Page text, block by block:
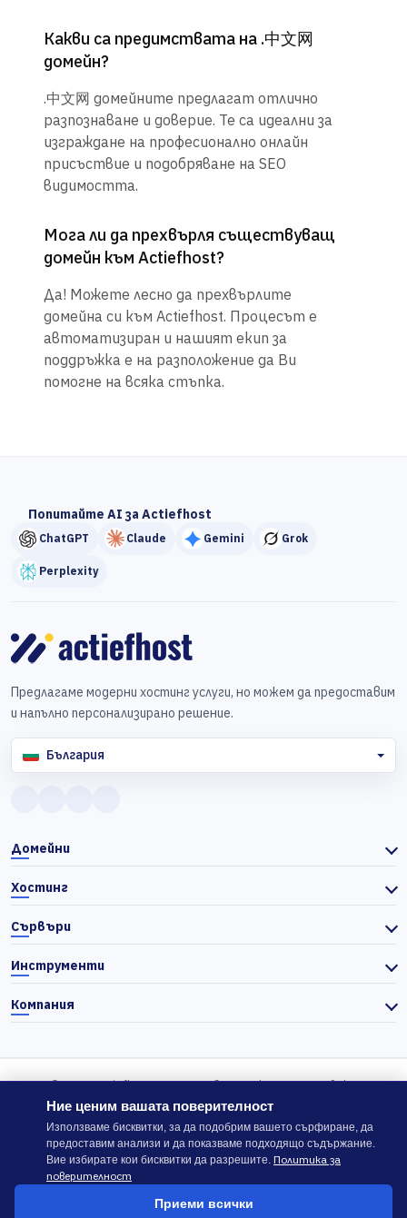
Какви са предимствата на .中文网
домейн?
.中文网 домейните предлагат отлично
разпознаване и доверие. Те са идеални за
изграждане на професионално онлайн
присъствие и подобряване на SEO
видимостта.
Мога ли да прехвърля съществуващ
домейн към Actiefhost?
Да! Можете лесно да прехвърлите
домейна си към Actiefhost. Процесът е
автоматизиран и нашият екип за
поддръжка е на разположение да Ви
помогне на всяка стъпка.
Попитайте AI за Actiefhost
ChatGPT Claude Gemini Grok
Perplexity
Предлагаме модерни хостинг услуги, но можем да предоставим
и напълно персонализирано решение.
България
Домейни
Хостинг
Сървъри
Инструменти
Компания
© 2026 Actiefhost. Съгласно българското търговско
законодателство цените в сайта се показват без ДДС, а ДДС се
изчислява отделно при завършване на поръчката, когато е
приложимо.
ACTIEFHOST LTD,
Ние ценим вашата поверителност
Използваме бисквитки, за да подобрим вашето сърфиране, да
предоставим анализи и да показваме подходящо съдържание.
Вие избирате кои бисквитки да разрешите. Политика за
поверителност
Приеми всички